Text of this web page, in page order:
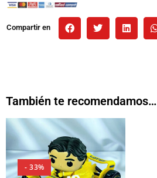
Compartir en
También te recomendamos…
- 33%